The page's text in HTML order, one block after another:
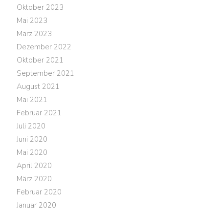
Oktober 2023
Mai 2023
März 2023
Dezember 2022
Oktober 2021
September 2021
August 2021
Mai 2021
Februar 2021
Juli 2020
Juni 2020
Mai 2020
April 2020
März 2020
Februar 2020
Januar 2020